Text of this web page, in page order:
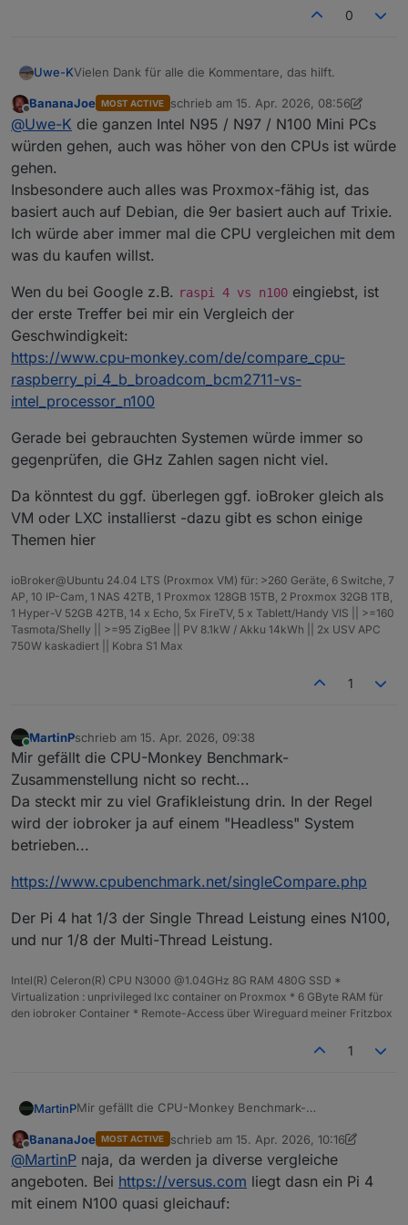
0
Uwe-KVielen Dank für alle die Kommentare, das hilft.
Nun durchforste ich mal das Forum nach Tipps zu
geeigneter HW für das neue System
Offline
BananaJoe MOST ACTIVE schrieb am 15. Apr. 2026, 08:56
zuletzt editiert von BananaJoe
@Uwe-K die ganzen Intel N95 / N97 / N100 Mini PCs
würden gehen, auch was höher von den CPUs ist würde
gehen.
Insbesondere auch alles was Proxmox-fähig ist, das
basiert auch auf Debian, die 9er basiert auch auf Trixie.
Ich würde aber immer mal die CPU vergleichen mit dem
was du kaufen willst.
Wen du bei Google z.B. raspi 4 vs n100 eingiebst, ist
der erste Treffer bei mir ein Vergleich der
Geschwindigkeit:
https://www.cpu-monkey.com/de/compare_cpu-
raspberry_pi_4_b_broadcom_bcm2711-vs-
intel_processor_n100
Gerade bei gebrauchten Systemen würde immer so
gegenprüfen, die GHz Zahlen sagen nicht viel.
Da könntest du ggf. überlegen ggf. ioBroker gleich als
VM oder LXC installierst -dazu gibt es schon einige
Themen hier
ioBroker@Ubuntu 24.04 LTS (Proxmox VM) für: >260 Geräte, 6 Switche, 7
AP, 10 IP-Cam, 1 NAS 42TB, 1 Proxmox 128GB 15TB, 2 Proxmox 32GB 1TB,
1 Hyper-V 52GB 42TB, 14 x Echo, 5x FireTV, 5 x Tablett/Handy VIS || >=160
Tasmota/Shelly || >=95 ZigBee || PV 8.1kW / Akku 14kWh || 2x USV APC
750W kaskadiert || Kobra S1 Max
1
Online
MartinPschrieb am 15. Apr. 2026, 09:38
zuletzt editiert von
Mir gefällt die CPU-Monkey Benchmark-
Zusammenstellung nicht so recht...
Da steckt mir zu viel Grafikleistung drin. In der Regel
wird der iobroker ja auf einem "Headless" System
betrieben...
https://www.cpubenchmark.net/singleCompare.php
Der Pi 4 hat 1/3 der Single Thread Leistung eines N100,
und nur 1/8 der Multi-Thread Leistung.
Intel(R) Celeron(R) CPU N3000 @1.04GHz 8G RAM 480G SSD *
Virtualization : unprivileged lxc container on Proxmox * 6 GByte RAM für
den iobroker Container * Remote-Access über Wireguard meiner Fritzbox
1
MartinPMir gefällt die CPU-Monkey Benchmark-
Da steckt mir zu viel Grafikleistung drin. In der Regel
wird der iobroker ja auf einem "Headless" System
betrieben...
https://www.cpubenchmark.net/singleCompare.php
Der Pi 4 hat 1/3 der Single Thread Leistung eines N100,
und nur 1/8 der Multi-Thread Leistung.
Offline
BananaJoe MOST ACTIVE schrieb am 15. Apr. 2026, 10:16
zuletzt editiert von BananaJoe
@MartinP naja, da werden ja diverse vergleiche
angeboten. Bei https://versus.com liegt dasn ein Pi 4
mit einem N100 quasi gleichauf: